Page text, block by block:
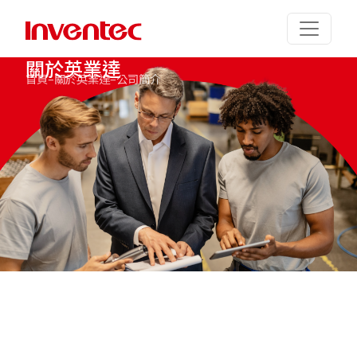
首頁–關於英業達–公司簡介
關於英業達